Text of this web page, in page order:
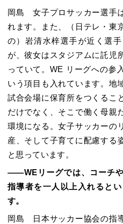
岡島 女子プロサッカー選手
れます。また、（日テレ・東
の）岩清水梓選手が近く選
が、彼女はスタジアムに託児
っていて。WE リーグへの参
いう項目も入れています。地
試合会場に保育所をつくるこ
だけでなく、そこで働く母親
環境になる。女子サッカーの
産、そして子育てに配慮する
と思っています。
――WEリーグでは、コーチ
指導者を一人以上入れると
す。
岡島 日本サッカー協会の指